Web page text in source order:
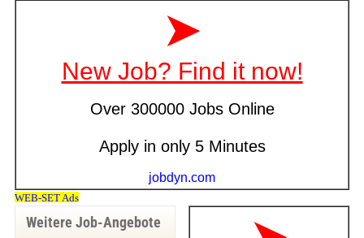
Weitere Job-Angebote